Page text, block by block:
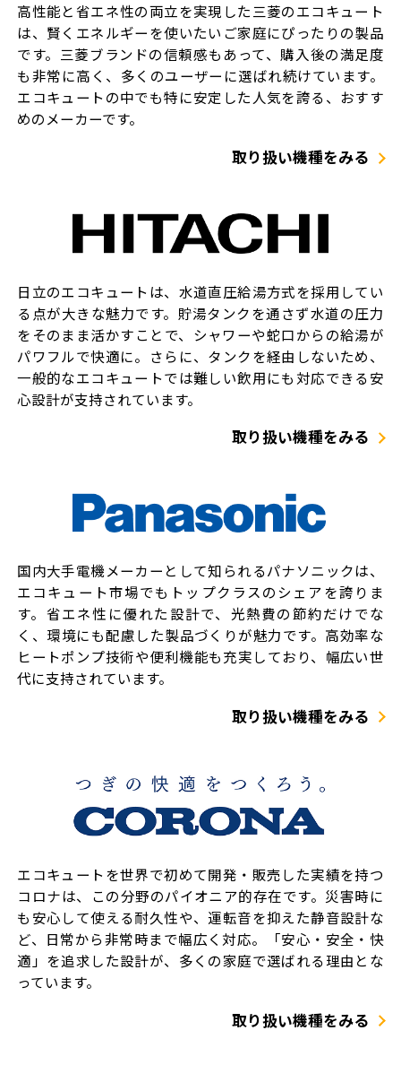
高性能と省エネ性の両立を実現した三菱のエコキュート
は、賢くエネルギーを使いたいご家庭にぴったりの製品
です。三菱ブランドの信頼感もあって、購入後の満足度
も非常に高く、多くのユーザーに選ばれ続けています。
エコキュートの中でも特に安定した人気を誇る、おすす
めのメーカーです。
取り扱い機種をみる
日立のエコキュートは、水道直圧給湯方式を採用してい
る点が大きな魅力です。貯湯タンクを通さず水道の圧力
をそのまま活かすことで、シャワーや蛇口からの給湯が
パワフルで快適に。さらに、タンクを経由しないため、
一般的なエコキュートでは難しい飲用にも対応できる安
心設計が支持されています。
取り扱い機種をみる
国内大手電機メーカーとして知られるパナソニックは、
エコキュート市場でもトップクラスのシェアを誇りま
す。省エネ性に優れた設計で、光熱費の節約だけでな
く、環境にも配慮した製品づくりが魅力です。高効率な
ヒートポンプ技術や便利機能も充実しており、幅広い世
代に支持されています。
取り扱い機種をみる
エコキュートを世界で初めて開発・販売した実績を持つ
コロナは、この分野のパイオニア的存在です。災害時に
も安心して使える耐久性や、運転音を抑えた静音設計な
ど、日常から非常時まで幅広く対応。「安心・安全・快
適」を追求した設計が、多くの家庭で選ばれる理由とな
っています。
取り扱い機種をみる